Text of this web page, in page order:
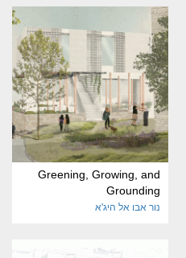
Greening, Growing, and
Grounding
נור אבו אל היג'א